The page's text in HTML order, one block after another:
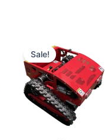
オ
プ
シ
ョ
ン
Sale!
格
帯:
$1,500.00
–
$1,900.00
の
商
品
に
は